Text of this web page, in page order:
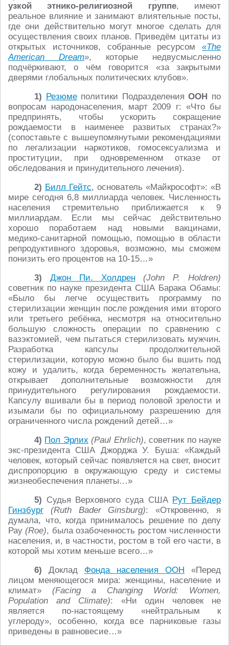
узкой этнико-религиозной группе, имеют
реальное влияние и занимают влиятельные посты,
где они действительно могут многое сделать для
осуществления своих планов. Приведём цитаты из
открытых источников, собранные ресурсом «Тhe
Аmerican Dream», которые недвусмысленно
подчёркивают, о чём говорится «за закрытыми
дверями глобальных политических клубов».
1) Резюмеполитики ПодразделенияООН по
вопросам народонаселения, март 2009 г: «Что бы
предпринять, чтобы ускорить сокращение
рождаемости в наименее развитых странах?»
(сопоставьте с вышеупомянутыми рекомендациями
по легализации наркотиков, гомосексуализма и
проституции, при одновременном отказе от
обследования и принудительного лечения).
2) Билл Гейтс, основатель «Майкрософт»: «В
мире сегодня 6,8 миллиарда человек. Численность
населения стремительно приближается к 9
миллиардам. Если мы сейчас действительно
хорошо поработаем над новыми вакцинами,
медико-санитарной помощью, помощью в области
репродуктивного здоровья, возможно, мы сможем
понизить его процентов на 10-15…»
3)
Джон Пи. Холдрен
(John P. Holdren)
советник по науке президента США Барака Обамы:
«Было бы легче осуществить программу по
стерилизации женщин после рождения ими второго
или третьего ребёнка, несмотря на относительно
большую сложность операции по сравнению с
вазэктомией, чем пытаться стерилизовать мужчин.
Разработка капсулы продолжительной
стерилизации, которую можно было бы вшить под
кожу и удалить, когда беременность желательна,
открывает дополнительные возможности для
принудительного регулирования рождаемости.
Капсулу вшивали бы в период половой зрелости и
изымали бы по официальному разрешению для
ограниченного числа рождений детей…»
4) Пол Эрлих (Paul Ehrlich), советник по науке
экс-президента США Джорджа У. Буша: «Каждый
человек, который сейчас появляется на свет, вносит
диспропорцию в окружающую среду и системы
жизнеобеспечения планеты…»
5) Судья Верховного суда США Рут Бейдер
Гинзбург
(Ruth Bader Ginsburg): «Откровенно, я
думала, что, когда принималось решение по делу
Рау(Roe), была озабоченность ростом численности
населения, и, в частности, ростом в той его части, в
которой мы хотим меньше всего…»
6) Доклад Фонда населения ООН «Перед
лицом меняющегося мира: женщины, население и
климат» (Facing a Changing World: Women,
Population and Climate): «Ни один человек не
является по-настоящему «нейтральным к
углероду», особенно, когда все парниковые газы
приведены в равновесие…»